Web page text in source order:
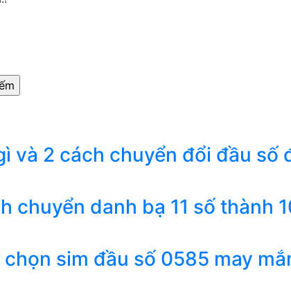
và 2 cách chuyển đổi đầu số
chuyển danh bạ 11 số thành
sim đầu số 0585 may